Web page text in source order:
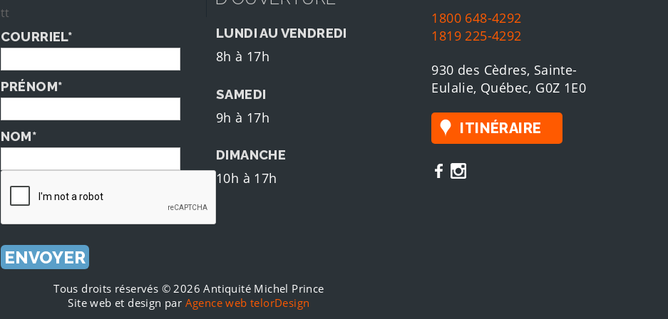
tt
COURRIEL*
PRÉNOM*
NOM*
LUNDI AU VENDREDI
8h à 17h
SAMEDI
9h à 17h
DIMANCHE
10h à 17h
1800 648-4292
1819 225-4292
930 des Cèdres, Sainte-
Eulalie, Québec, G0Z 1E0
ITINÉRAIRE
Tous droits réservés © 2026 Antiquité Michel Prince
Site web et design par Agence web telorDesign